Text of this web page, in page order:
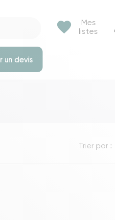
Mes
listes
favorite
un devis
Trier par :